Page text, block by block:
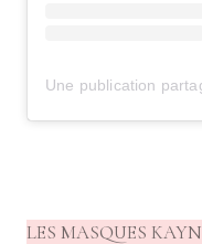
LES MASQUES